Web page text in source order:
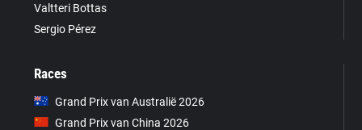
Valtteri Bottas
Sergio Pérez
Races
Grand Prix van Australië 2026
Grand Prix van China 2026